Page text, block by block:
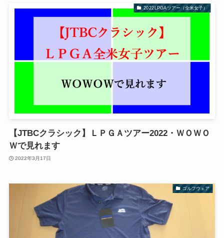
2022LPGAツアー（全米女子）
【JTBCクラシック】ＬＰＧＡツアー2022・ＷＯＷＯ
Ｗで見れます
2022年3月17日
ゴルフウェア